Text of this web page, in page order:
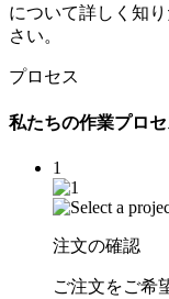
について詳しく知
さい。
プロセス
私たちの作業プロセ
1
注文の確認
ご注文をご希